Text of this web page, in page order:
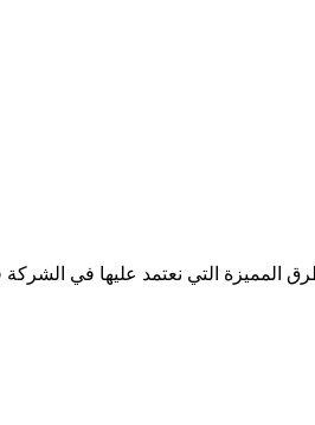
المميزة التي نعتمد عليها في